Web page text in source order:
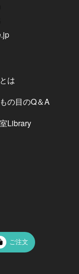
は
の目のQ＆A
Library
ご注文